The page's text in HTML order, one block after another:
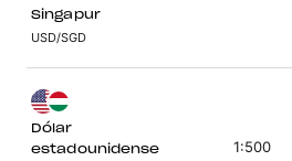
Singapur
USD/SGD
Dólar
estadounidense
1:500